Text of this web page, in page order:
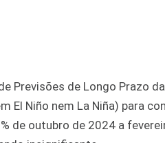
Previsões de Longo Prazo
El Niño nem La Niña) para
de outubro de 2024 a